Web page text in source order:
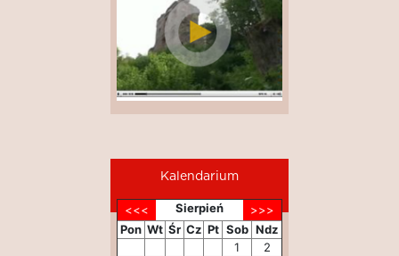
Kalendarium
Sierpień
Pon Wt Śr Cz Pt Sob Ndz
1
2